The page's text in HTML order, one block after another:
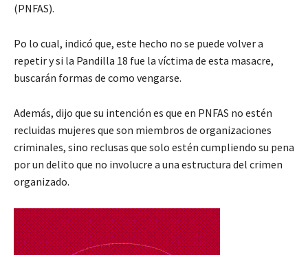
(PNFAS).
Po lo cual, indicó que, este hecho no se puede volver a
repetir y si la Pandilla 18 fue la víctima de esta masacre,
buscarán formas de como vengarse.
Además, dijo que su intención es que en PNFAS no estén
recluidas mujeres que son miembros de organizaciones
criminales, sino reclusas que solo estén cumpliendo su pena
por un delito que no involucre a una estructura del crimen
organizado.